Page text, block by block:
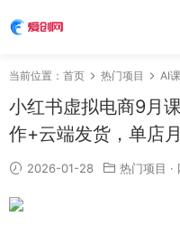
当前位置： 首页 热门项目 AI
小红书虚拟电商9月
作+云端发货，单店
2026-01-28 热门项目 ·